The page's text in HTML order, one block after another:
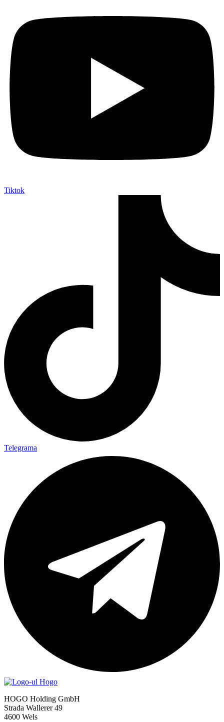
Tiktok
Telegrama
HOGO Holding GmbH
Strada Wallerer 49
4600 Wels